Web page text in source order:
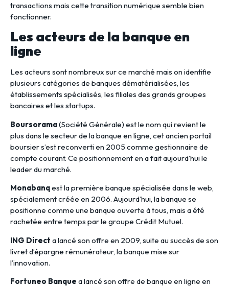
transactions mais cette transition numérique semble bien
fonctionner.
Les acteurs de la banque en
ligne
Les acteurs sont nombreux sur ce marché mais on identifie
plusieurs catégories de banques dématérialisées, les
établissements spécialisés, les filiales des grands groupes
bancaires et les startups.
Boursorama(Société Générale) est le nom qui revient le
plus dans le secteur de la banque en ligne, cet ancien portail
boursier s’est reconverti en 2005 comme gestionnaire de
compte courant. Ce positionnement en a fait aujourd’hui le
leader du marché.
Monabanqest la première banque spécialisée dans le web,
spécialement créée en 2006. Aujourd’hui, la banque se
positionne comme une banque ouverte à tous, mais a été
rachetée entre temps par le groupe Crédit Mutuel.
ING Direct a lancé son offre en 2009, suite au succès de son
livret d’épargne rémunérateur, la banque mise sur
l’innovation.
Fortuneo Banque a lancé son offre de banque en ligne en